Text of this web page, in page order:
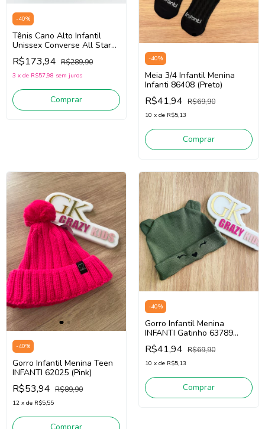
-40%
Tênis Cano Alto Infantil
Unissex Converse All Star
CK1250 (Verde Escuro)
Tecido
R$173,94 R$289,90
3 x de R$57,98 sem juros
Comprar
-40%
Meia 3/4 Infantil Menina
Infanti 86408 (Preto)
R$41,94 R$69,90
10 x de R$5,13
Comprar
-40%
Gorro Infantil Menina Teen
INFANTI 62025 (Pink)
R$53,94 R$89,90
12 x de R$5,55
-40%
Gorro Infantil Menina
INFANTI Gatinho 63789
(verde)
R$41,94 R$69,90
10 x de R$5,13
Comprar